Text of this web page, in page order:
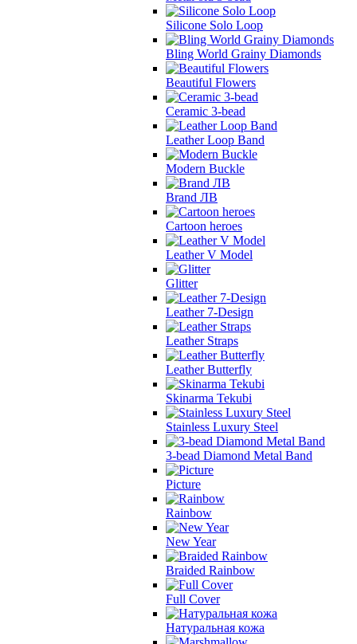
Silicone Solo Loop
Bling World Grainy Diamonds
Beautiful Flowers
Ceramic 3-bead
Leather Loop Band
Modern Buckle
Brand ЛВ
Cartoon heroes
Leather V Model
Glitter
Leather 7-Design
Leather Straps
Leather Butterfly
Skinarma Tekubi
Stainless Luxury Steel
3-bead Diamond Metal Band
Picture
Rainbow
New Year
Braided Rainbow
Full Cover
Натуральная кожа